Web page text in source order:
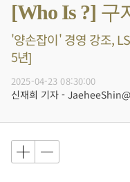
[Who Is ?] 구
'양손잡이' 경영 강조,
5년]
2025-04-23 08:30:00
신재희 기자 -